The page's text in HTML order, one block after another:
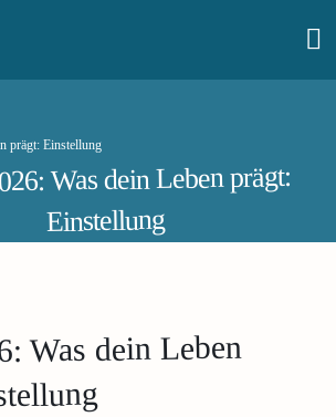
prägt: Einstellung
Was dein Leben prägt:
Einstellung
Was dein Leben